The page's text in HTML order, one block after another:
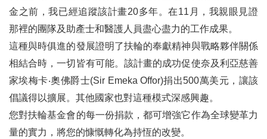
稿約
編輯後記
金之前，我已經追蹤該計畫20多年。在11月，我親眼見證
那裡的團隊及助產士和醫護人員盡心盡力的工作成果。
這種與時俱進的發展證明了扶輪的奉獻精神與戰略夥伴關係
相結合時，一切皆有可能。該計畫的成功促使奈及利亞慈善
家埃梅卡‧奧佛爵士(Sir Emeka Offor)捐出500萬美元，讓該
倡議得以擴展。其他國家也對這種模式深感興趣。
您對扶輪基金會的每一份捐款，都可增強它作為全球變革力
量的實力，將您的慷慨轉化為持恆的改變。